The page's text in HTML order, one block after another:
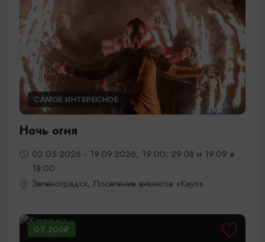
САМОЕ ИНТЕРЕСНОЕ
Ночь огня
02.05.2026 - 19.09.2026, 19:00; 29.08 и 19.09 в
18:00
Зеленоградск, Поселение викингов «Кауп»
ОТ 200₽